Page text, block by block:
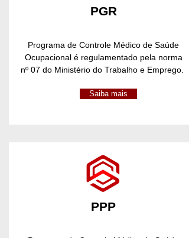
PGR
Programa de Controle Médico de Saúde
Ocupacional é regulamentado pela norma
nº 07 do Ministério do Trabalho e Emprego.
Saiba mais
PPP